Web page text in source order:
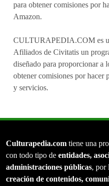
para obtener comisiones por
Amazon.
CULTURAPEDIA.COM es
Afiliados de Civitatis un
diseñado para proporcionar a
obtener comisiones por hacer
y servicios.
Culturapedia.com tiene una
con todo tipo de entidades,
administraciones públicas, por
creación de contenidos,